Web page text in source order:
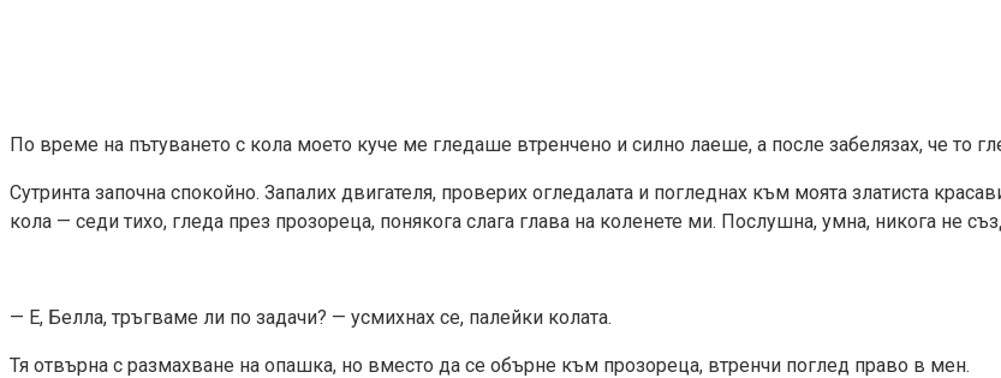
По време на пътуването с кола моето куче ме гледаше втренчено и силно лаеше, а после забелязах, че то
Сутринта започна спокойно. Запалих двигателя, проверих огледалата и погледнах към моята златиста
кола — седи тихо, гледа през прозореца, понякога слага глава на коленете ми. Послушна, умна, никога не
— Е, Белла, тръгваме ли по задачи? — усмихнах се, палейки колата.
Тя отвърна с размахване на опашка, но вместо да се обърне към прозореца, втренчи поглед право в мен.